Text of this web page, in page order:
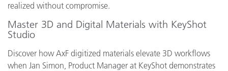
realized without compromise.
Master 3D and Digital Materials with KeyShot
Studio
Discover how AxF digitized materials elevate 3D workflows
when Jan Simon, Product Manager at KeyShot demonstrates